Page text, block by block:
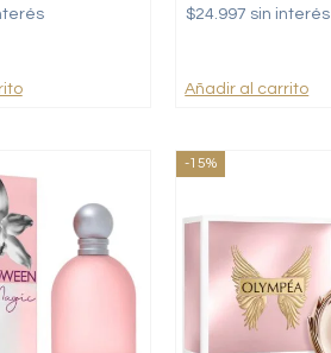
$24.997 sin interés
Añadir al carrito
-15%